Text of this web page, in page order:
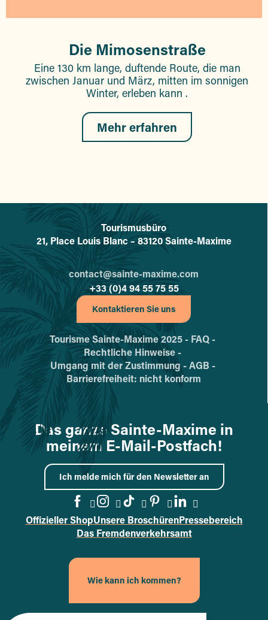
Die Mimosenstraße
Eine 130 km lange, duftende Route, die man
zwischen Januar und März, mitten im sonnigen
Winter, erleben kann .
Mehr erfahren
L'office de tourisme de Sainte-
Tourismusbüro
21, Place Louis Blanc – 83120 Sainte-Maxime
contact@sainte-maxime.com
+33 (0)4 94 55 75 55
Kontaktieren Sie uns
Tourisme Sainte-Maxime 2025 - FAQ -
Rechtliche Hinweise -
Umgang mit der Zustimmung -AGB -
Barrierefreiheit: nicht konform
Das ganze Sainte-Maxime in
meinem E-Mail-Postfach!
Ich melde mich für den Newsletter an
Zur Facebook-Seite wechseln
Zur Instagram-Seite
Zur TikTok-Seite
Zur Pinterest-
Zur LinkedIn-
Offizieller ShopUnsere BroschürenPressebereich
Das Fremdenverkehrsamt
Wie kann ich kommen?